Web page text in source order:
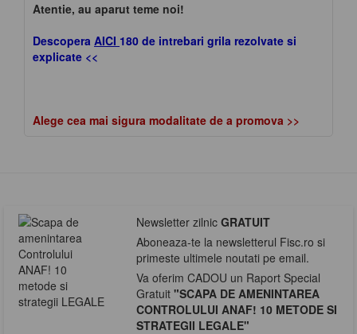
Atentie, au aparut teme noi!
Descopera AICI 180 de intrebari grila rezolvate si
explicate <<
Alege cea mai sigura modalitate de a promova >>
Newsletter zilnic GRATUIT
Aboneaza-te la newsletterul Fisc.ro si
primeste ultimele noutati pe email.
Va oferim CADOU un Raport Special
Gratuit "SCAPA DE AMENINTAREA
CONTROLULUI ANAF! 10 METODE SI
STRATEGII LEGALE"